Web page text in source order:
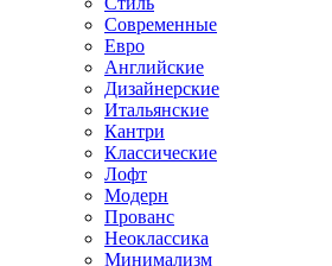
Современные
Евро
Английские
Дизайнерские
Итальянские
Кантри
Классические
Лофт
Модерн
Прованс
Неоклассика
Минимализм